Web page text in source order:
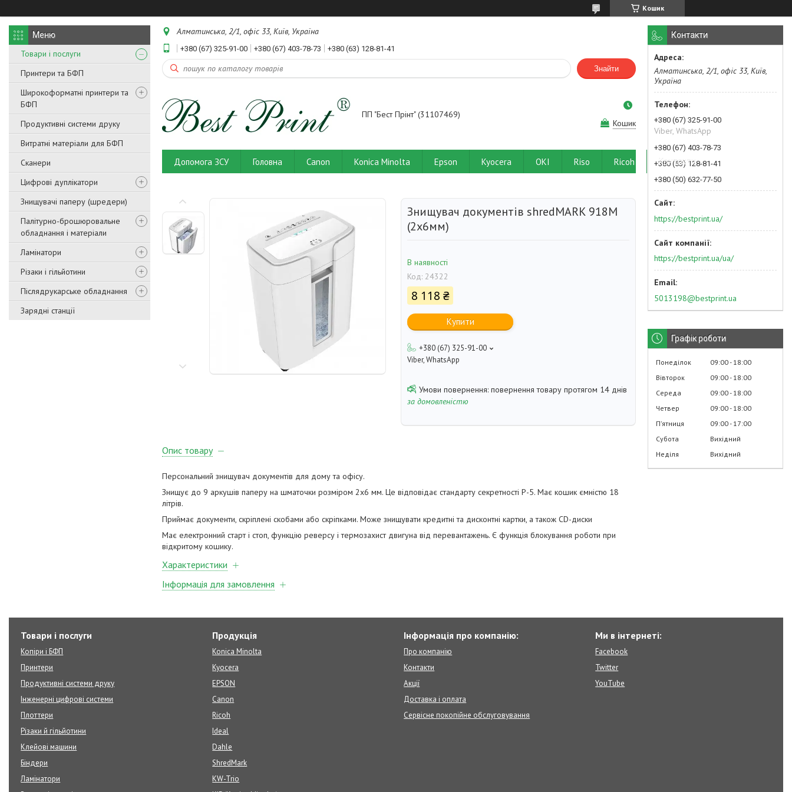
Кошик
Товари і послуги
Принтери та БФП
Широкоформатні принтери та
БФП
Продуктивні системи друку
Витратні матеріали для БФП
Сканери
Цифрові дуплікатори
Знищувачі паперу (шредери)
Палітурно-брошюровальне
обладнання і матеріали
Ламінатори
Різаки і гільйотини
Післядрукарське обладнання
Зарядні станції
Алматинська, 2/1, офіс 33, Київ, Україна
+380 (67) 325-91-00 +380 (67) 403-78-73 +380 (63) 128-81-41
Знайти
ПП "Бест Прінт" (31107469)
Кошик
Допомога ЗСУ Головна Canon Konica Minolta Epson Kyocera OKI Riso Ricoh Контакти
Знищувач документів shredMARK 918M
(2x6мм)
В наявності
Код: 24322
8 118 ₴
Купити
+380 (67) 325-91-00
Viber, WhatsApp
повернення товару протягом 14 днів
за домовленістю
Опис товару
Персональний знищувач документів для дому та офісу.
Знищує до 9 аркушів паперу на шматочки розміром 2х6 мм. Це відповідає стандарту секретності P-5. Має кошик ємністю 18
літрів.
Приймає документи, скріплені скобами або скріпками. Може знищувати кредитні та дисконтні картки, а також CD-диски
Має електронний старт і стоп, функцію реверсу і термозахист двигуна від перевантажень. Є функція блокування роботи при
відкритому кошику.
Характеристики
Інформація для замовлення
Контакти
Алматинська, 2/1, офіс 33, Київ,
Україна
+380 (67) 325-91-00
Viber, WhatsApp
+380 (67) 403-78-73
+380 (63) 128-81-41
+380 (50) 632-77-50
https://bestprint.ua/
https://bestprint.ua/ua/
5013198@bestprint.ua
Графік роботи
Понеділок 09:00 18:00
Вівторок
09:00 18:00
Середа
09:00 18:00
Четвер
09:00 18:00
Пʼятниця
09:00 17:00
Субота
Вихідний
Неділя
Вихідний
Товари і послуги
Копіри і БФП
Принтери
Продуктивні системи друку
Інженерні цифрові системи
Плоттери
Різаки й гільйотини
Клейові машини
Біндери
Ламінатори
Продукція
Konica Minolta
Kyocera
EPSON
Canon
Ricoh
Ideal
Dahle
ShredMark
KW-Trio
Інформація про компанію:
Про компанію
Контакти
Акції
Доставка і оплата
Сервісне покопійне обслуговування
Ми в інтернеті:
Facebook
Twitter
YouTube